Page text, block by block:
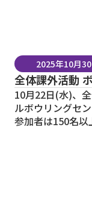
2025年10月
全体課外活動
10月22日(水)、
ルボウリングセ
参加者は150名以